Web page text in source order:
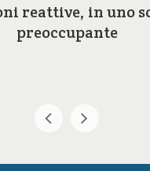
reattive, in uno
preoccupante